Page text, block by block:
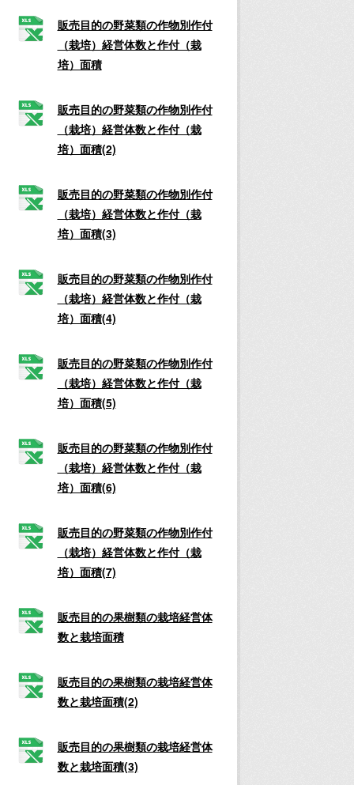
販売目的の野菜類の作物別作付
（栽培）経営体数と作付（栽
培）面積
販売目的の野菜類の作物別作付
（栽培）経営体数と作付（栽
培）面積(2)
販売目的の野菜類の作物別作付
（栽培）経営体数と作付（栽
培）面積(3)
販売目的の野菜類の作物別作付
（栽培）経営体数と作付（栽
培）面積(4)
販売目的の野菜類の作物別作付
（栽培）経営体数と作付（栽
培）面積(5)
販売目的の野菜類の作物別作付
（栽培）経営体数と作付（栽
培）面積(6)
販売目的の野菜類の作物別作付
（栽培）経営体数と作付（栽
培）面積(7)
販売目的の果樹類の栽培経営体
数と栽培面積
販売目的の果樹類の栽培経営体
数と栽培面積(2)
販売目的の果樹類の栽培経営体
数と栽培面積(3)